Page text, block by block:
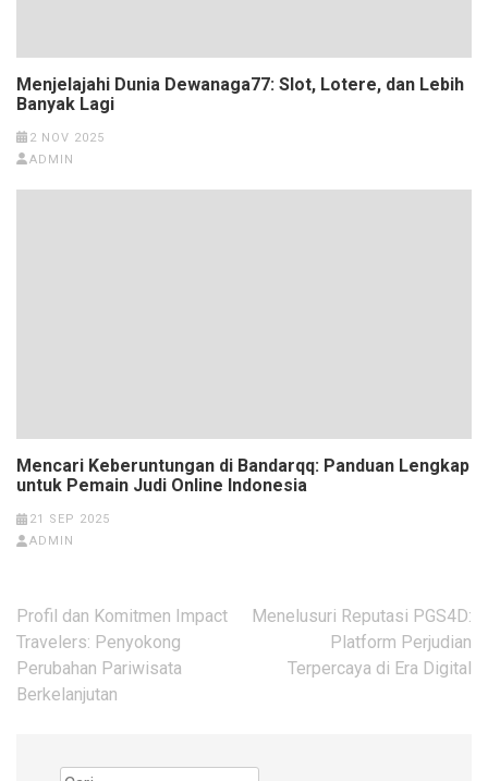
Menjelajahi Dunia Dewanaga77: Slot, Lotere, dan Lebih
Banyak Lagi
2 NOV 2025
ADMIN
Mencari Keberuntungan di Bandarqq: Panduan Lengkap
untuk Pemain Judi Online Indonesia
21 SEP 2025
ADMIN
Navigasi
pos
Profil dan Komitmen Impact
Travelers: Penyokong
Perubahan Pariwisata
Berkelanjutan
Menelusuri Reputasi PGS4D:
Platform Perjudian
Terpercaya di Era Digital